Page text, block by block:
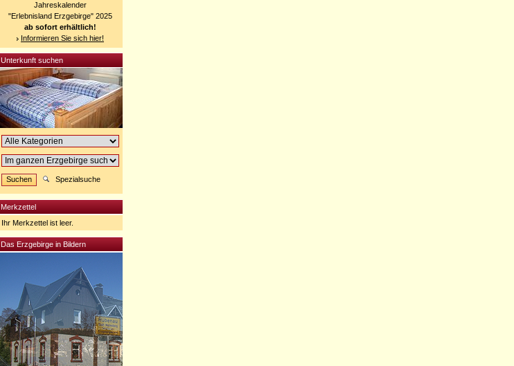
Jahreskalender
"Erlebnisland Erzgebirge" 2025
ab sofort erhältlich!
Informieren Sie sich hier!
Unterkunft suchen
Spezialsuche
Merkzettel
Ihr Merkzettel ist leer.
Das Erzgebirge in Bildern